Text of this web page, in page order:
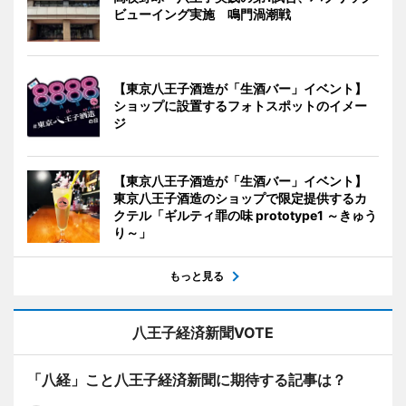
ビューイング実施 鳴門渦潮戦
【東京八王子酒造が「生酒バー」イベント】
ショップに設置するフォトスポットのイメー
ジ
【東京八王子酒造が「生酒バー」イベント】
東京八王子酒造のショップで限定提供するカ
クテル「ギルティ罪の味 prototype1 ～きゅう
り～」
もっと見る
八王子経済新聞VOTE
「八経」こと八王子経済新聞に期待する記事は？